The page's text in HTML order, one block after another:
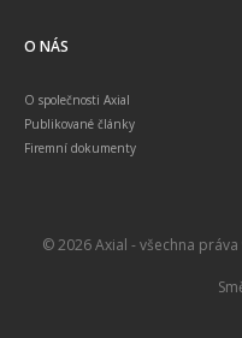
O NÁS
O společnosti Axial
Publikované články
Firemní dokumenty
© 2026 Axial - všechna